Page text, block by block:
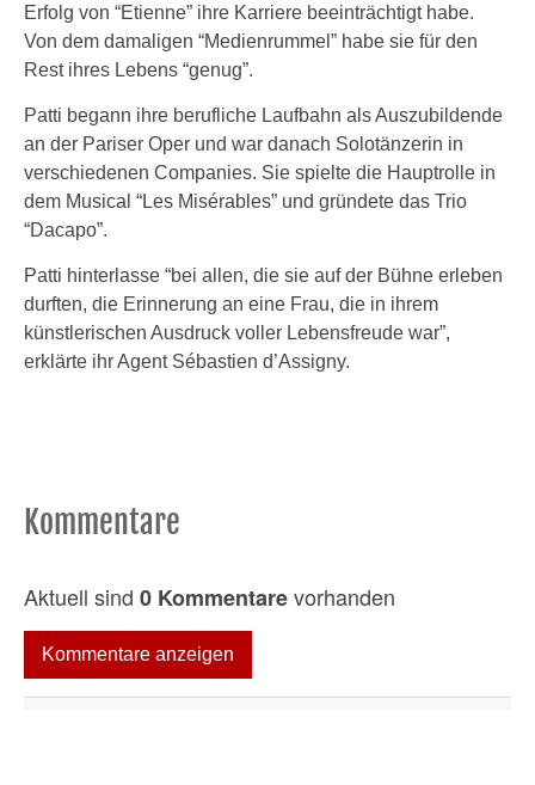
Erfolg von “Etienne” ihre Karriere beeinträchtigt habe.
Von dem damaligen “Medienrummel” habe sie für den
Rest ihres Lebens “genug”.
Patti begann ihre berufliche Laufbahn als Auszubildende
an der Pariser Oper und war danach Solotänzerin in
verschiedenen Companies. Sie spielte die Hauptrolle in
dem Musical “Les Misérables” und gründete das Trio
“Dacapo”.
Patti hinterlasse “bei allen, die sie auf der Bühne erleben
durften, die Erinnerung an eine Frau, die in ihrem
künstlerischen Ausdruck voller Lebensfreude war”,
erklärte ihr Agent Sébastien d’Assigny.
Kommentare
Aktuell sind 0 Kommentarevorhanden
Kommentare anzeigen